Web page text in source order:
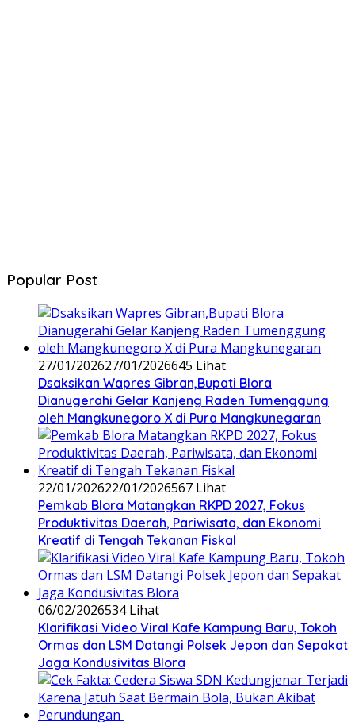
Popular Post
27/01/202627/01/2026645 Lihat
‎Dsaksikan Wapres Gibran,Bupati Blora
Dianugerahi Gelar Kanjeng Raden Tumenggung
oleh Mangkunegoro X di Pura Mangkunegaran
22/01/202622/01/2026567 Lihat
‎Pemkab Blora Matangkan RKPD 2027, Fokus
Produktivitas Daerah, Pariwisata, dan Ekonomi
Kreatif di Tengah Tekanan Fiskal
06/02/2026534 Lihat
‎Klarifikasi Video Viral Kafe Kampung Baru, Tokoh
Ormas dan LSM Datangi Polsek Jepon dan Sepakat
Jaga Kondusivitas Blora